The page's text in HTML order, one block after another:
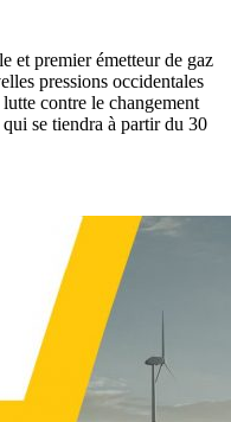
et premier émetteur de gaz
pressions occidentales
contre le changement
se tiendra à partir du 30